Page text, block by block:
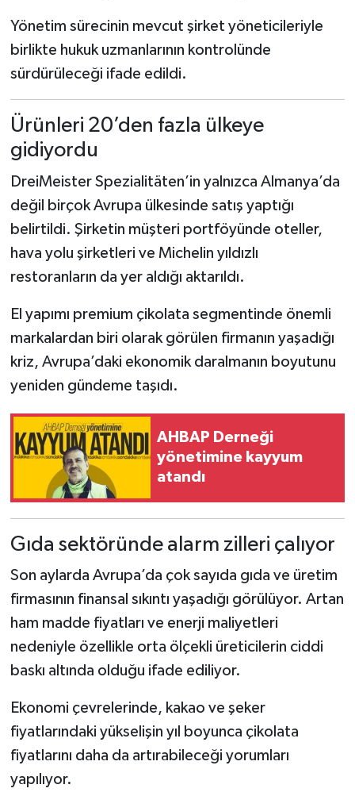
Yönetim sürecinin mevcut şirket yöneticileriyle
birlikte hukuk uzmanlarının kontrolünde
sürdürüleceği ifade edildi.
Ürünleri 20’den fazla ülkeye
gidiyordu
DreiMeister Spezialitäten’in yalnızca Almanya’da
değil birçok Avrupa ülkesinde satış yaptığı
belirtildi. Şirketin müşteri portföyünde oteller,
hava yolu şirketleri ve Michelin yıldızlı
restoranların da yer aldığı aktarıldı.
El yapımı premium çikolata segmentinde önemli
markalardan biri olarak görülen firmanın yaşadığı
kriz, Avrupa’daki ekonomik daralmanın boyutunu
yeniden gündeme taşıdı.
AHBAP Derneği
yönetimine kayyum
atandı
Gıda sektöründe alarm zilleri çalıyor
Son aylarda Avrupa’da çok sayıda gıda ve üretim
firmasının finansal sıkıntı yaşadığı görülüyor. Artan
ham madde fiyatları ve enerji maliyetleri
nedeniyle özellikle orta ölçekli üreticilerin ciddi
baskı altında olduğu ifade ediliyor.
Ekonomi çevrelerinde, kakao ve şeker
fiyatlarındaki yükselişin yıl boyunca çikolata
fiyatlarını daha da artırabileceği yorumları
yapılıyor.